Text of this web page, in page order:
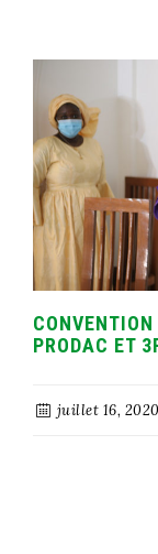
PRODAC ET
juillet 16, 2020